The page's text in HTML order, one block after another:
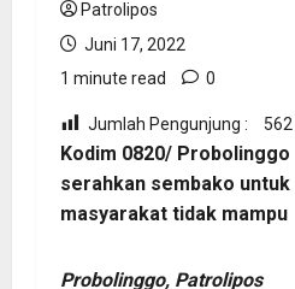
Patrolipos
Juni 17, 2022
1 minute read
0
Jumlah Pengunjung : 562
Kodim 0820/ Probolinggo
serahkan sembako untuk
masyarakat tidak mampu
Probolinggo, Patrolipos